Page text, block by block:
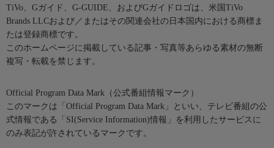
TiVo、Gガイド、G-GUIDE、およびGガイドロゴは、米国TiVo
Brands LLCおよび／またはその関連会社の日本国内における商標ま
たは登録商標です。
このホームページに掲載している記事・写真等あらゆる素材の無断
複写・転載を禁じます。
Official Program Data Mark（公式番組情報マーク）
このマークは「Official Program Data Mark」といい、テレビ番組の公
式情報である「SI(Service Information)情報」を利用したサービスに
のみ表記が許されているマークです。